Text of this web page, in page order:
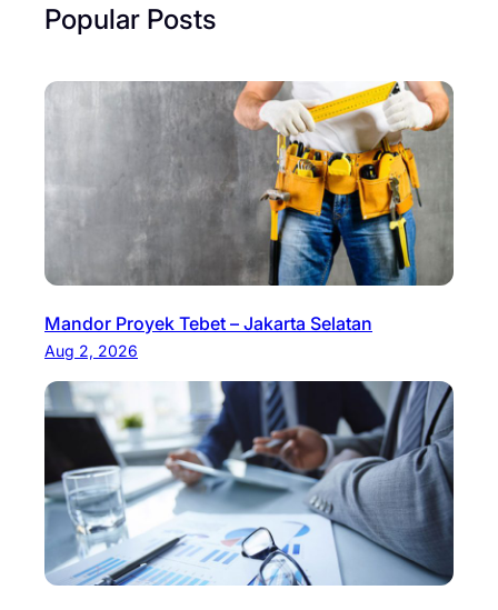
Popular Posts
Mandor Proyek Tebet – Jakarta Selatan
Aug 2, 2026